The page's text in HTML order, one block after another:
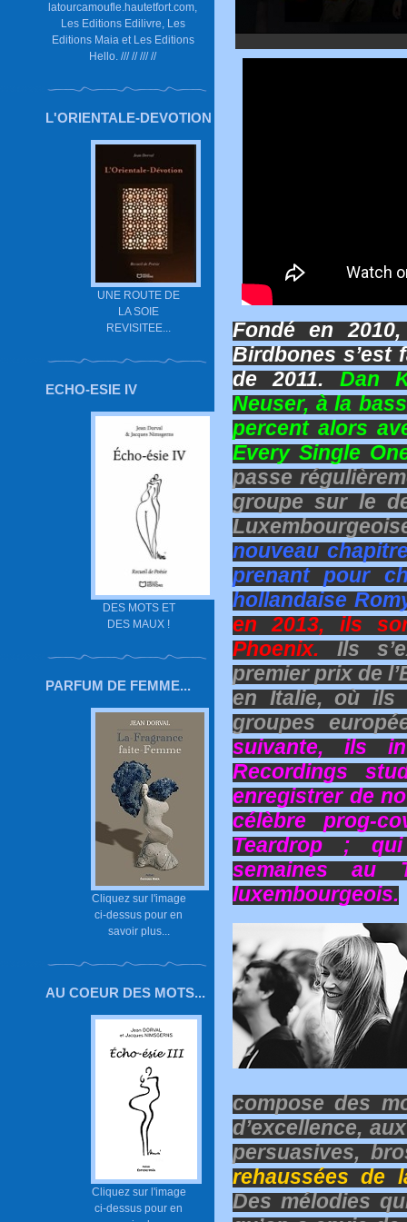
latourcamoufle.hautetfort.com,
Les Editions Edilivre, Les
Editions Maia et Les Editions
Hello. /// // /// //
L'ORIENTALE-DEVOTION
UNE ROUTE DE
LA SOIE
REVISITEE...
ECHO-ESIE IV
DES MOTS ET
DES MAUX !
PARFUM DE FEMME...
Cliquez sur l'image
ci-dessus pour en
savoir plus...
AU COEUR DES MOTS...
Cliquez sur l'image
ci-dessus pour en
Fondé en
Birdbones s’est
de 2011.
Dan
Neuser, à la
percent alors
Every Single
passe
groupe sur le
nouveau
prenant pour
hollandaise
en 2013, ils
Phoenix. Ils
premier prix de
en Italie, où ils
groupes
suivante, ils
Recordings
enregistrer de
célèbre prog-
Teardrop ;
semaines au
luxembourgeois.
compose des
d’excellence,
persuasives,
rehaussées de
Des mélodies